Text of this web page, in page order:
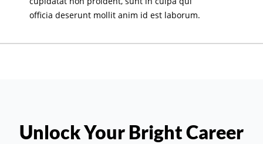
officia deserunt mollit anim id est laborum.
Unlock Your Bright Career